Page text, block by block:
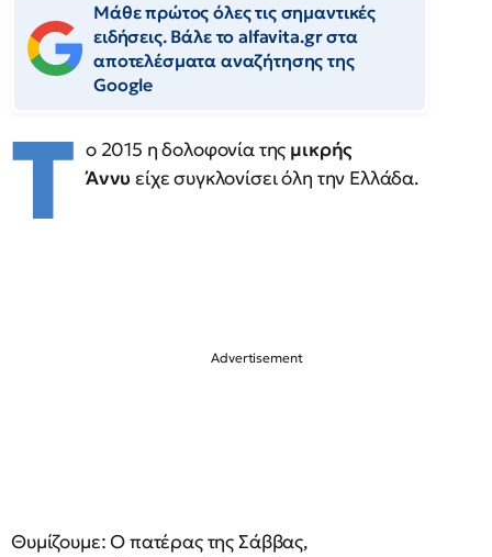
Μάθε πρώτος όλες τις σημαντικές
ειδήσεις. Βάλε το alfavita.gr στα
αποτελέσματα αναζήτησης της
Google
Τ o 2015 η δολοφονία της μικρής
Άννυ είχε συγκλονίσει όλη την Ελλάδα.
Θυμίζουμε: Ο πατέρας της Σάββας,